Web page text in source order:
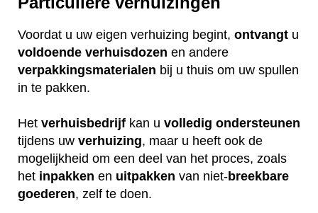
Voordat u uw eigen verhuizing begint, ontvangt u
voldoende verhuisdozen en andere
verpakkingsmaterialen bij u thuis om uw spullen
in te pakken.
Het verhuisbedrijf kan u volledig ondersteunen
tijdens uw verhuizing, maar u heeft ook de
mogelijkheid om een deel van het proces, zoals
het inpakken en uitpakken van niet-breekbare
goederen, zelf te doen.